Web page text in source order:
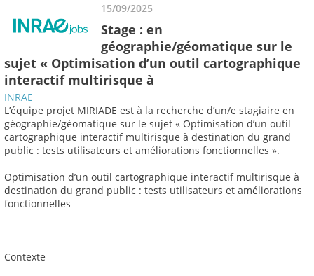
15/09/2025
Stage : en
géographie/géomatique sur le
sujet « Optimisation d’un outil cartographique
interactif multirisque à
INRAE
L’équipe projet MIRIADE est à la recherche d’un/e stagiaire en
géographie/géomatique sur le sujet « Optimisation d’un outil
cartographique interactif multirisque à destination du grand
public : tests utilisateurs et améliorations fonctionnelles ».
Optimisation d’un outil cartographique interactif multirisque à
destination du grand public : tests utilisateurs et améliorations
fonctionnelles
Contexte